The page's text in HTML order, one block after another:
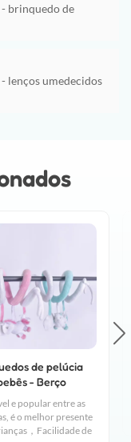
brinquedo de
lenços umedecidos
de pelúcia
- Berço
para bebê,
de berço de
fofo
e popular entre as
é o melhor presente
，Facilidade de